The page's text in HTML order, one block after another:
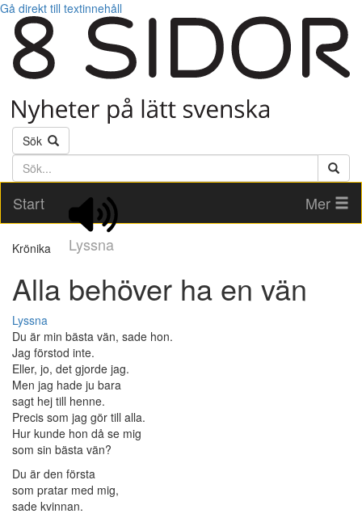
Gå direkt till textinnehåll
Sök
Söktext
Start
Lyssna
Mer
Krönika
Alla behöver ha en vän
Lyssna
Du är min bästa vän, sade hon.
Jag förstod inte.
Eller, jo, det gjorde jag.
Men jag hade ju bara
sagt hej till henne.
Precis som jag gör till alla.
Hur kunde hon då se mig
som sin bästa vän?
Du är den första
som pratar med mig,
sade kvinnan.